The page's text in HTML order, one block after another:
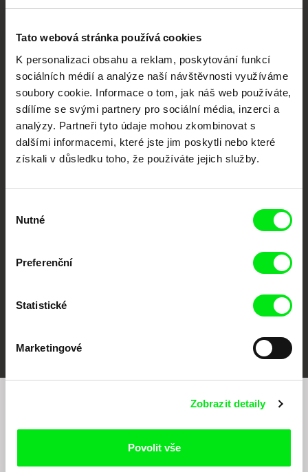
Tato webová stránka používá cookies
K personalizaci obsahu a reklam, poskytování funkcí
sociálních médií a analýze naší návštěvnosti využíváme
soubory cookie. Informace o tom, jak náš web používáte,
sdílíme se svými partnery pro sociální média, inzerci a
analýzy. Partneři tyto údaje mohou zkombinovat s
dalšími informacemi, které jste jim poskytli nebo které
získali v důsledku toho, že používáte jejich služby.
souhlasu
Nutné
Preferenční
Statistické
Marketingové
Zobrazit detaily
Povolit vše
posouvat hranice dokumentárního filmu, propagovat jeho rozmanitost a
podporovat kvalitní autorské filmy.
Členové Doc Alliance
Chcete být pravidelně informováni o našem
filmovém programu?